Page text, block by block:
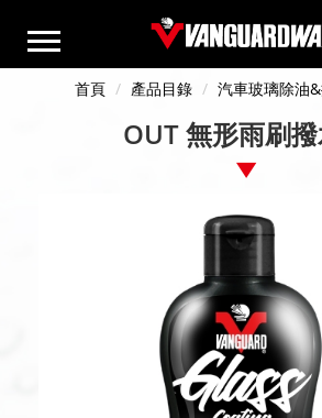
首頁 產品目錄 汽車玻璃除油
OUT 無形雨刷